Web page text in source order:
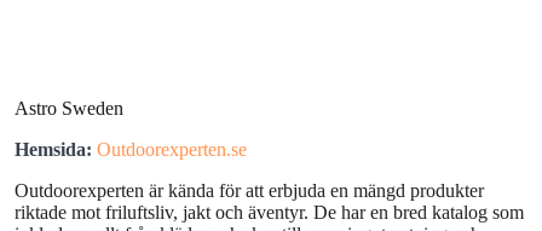
Astro Sweden
Hemsida: Outdoorexperten.se
Outdoorexperten är kända för att erbjuda en mängd produkter
riktade mot friluftsliv, jakt och äventyr. De har en bred katalog som